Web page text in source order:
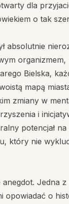
dla
o tak
absolutnie
organizmem,
Bielska,
mapą
zmiany w
i
potencjał
który nie
Jedna
opowiadać o